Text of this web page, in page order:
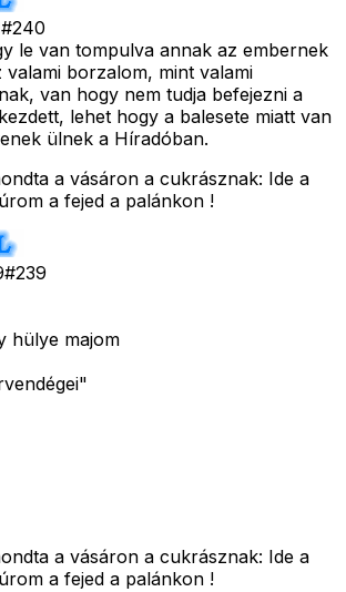
#240
le van tompulva annak az embernek
valami borzalom, mint valami
van hogy nem tudja befejezni a
lehet hogy a balesete miatt van
ülnek a Híradóban.
a vásáron a cukrásznak: Ide a
a fejed a palánkon !
#239
hülye majom
a vásáron a cukrásznak: Ide a
a fejed a palánkon !